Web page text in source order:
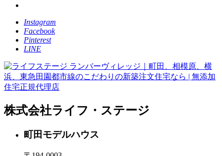
Instagram
Facebook
Pinterest
LINE
株式会社ライフ・ステージ
町田モデルハウス